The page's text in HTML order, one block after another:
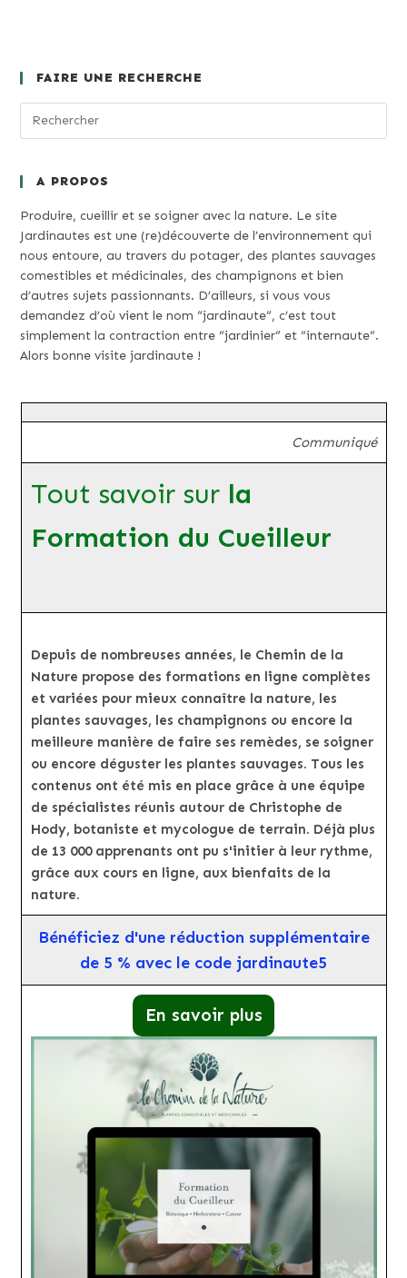
FAIRE UNE RECHERCHE
A PROPOS
Produire, cueillir et se soigner avec la nature. Le site
Jardinautes est une (re)découverte de l’environnement qui
nous entoure, au travers du potager, des plantes sauvages
comestibles et médicinales, des champignons et bien
d’autres sujets passionnants. D’ailleurs, si vous vous
demandez d’où vient le nom “jardinaute”, c’est tout
simplement la contraction entre “jardinier” et “internaute”.
Alors bonne visite jardinaute !
Communiqué
Tout savoir sur la
Formation du Cueilleur
Depuis de nombreuses années, le Chemin de la
Nature propose des formations en ligne complètes
et variées pour mieux connaître la nature, les
plantes sauvages, les champignons ou encore la
meilleure manière de faire ses remèdes, se soigner
ou encore déguster les plantes sauvages. Tous les
contenus ont été mis en place grâce à une équipe
de spécialistes réunis autour de Christophe de
Hody, botaniste et mycologue de terrain. Déjà plus
de 13 000 apprenants ont pu s'initier à leur rythme,
grâce aux cours en ligne, aux bienfaits de la
nature.
Bénéficiez d'une réduction supplémentaire
de 5 % avec le code jardinaute5
En savoir plus